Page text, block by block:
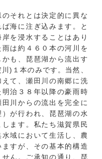
それとは決定的に異な
海に注ぎ込みます。と
を浸水することはあり
は約４６０本の河川を
も、琵琶湖から流出す
)１本のみです。当然、
て、瀬田川の南郷に洗
治３８年以降の豪雨時
川からの流出を完全に
が行われ、琵琶湖の水
ます。私たち滋賀県民
域において生活し、農
すが、その基本的構造
ん。ご承知の通り、琵